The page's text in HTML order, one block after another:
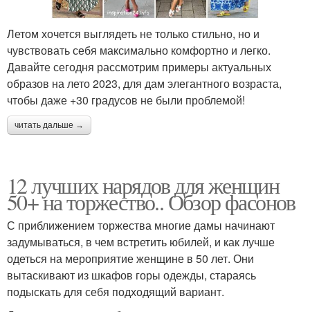
Летом хочется выглядеть не только стильно, но и
чувствовать себя максимально комфортно и легко.
Давайте сегодня рассмотрим примеры актуальных
образов на лето 2023, для дам элегантного возраста,
чтобы даже +30 градусов не были проблемой!
читать дальше →
12 лучших нарядов для женщин
50+ на торжество.. Обзор фасонов
С приближением торжества многие дамы начинают
задумываться, в чем встретить юбилей, и как лучше
одеться на мероприятие женщине в 50 лет. Они
вытаскивают из шкафов горы одежды, стараясь
подыскать для себя подходящий вариант.